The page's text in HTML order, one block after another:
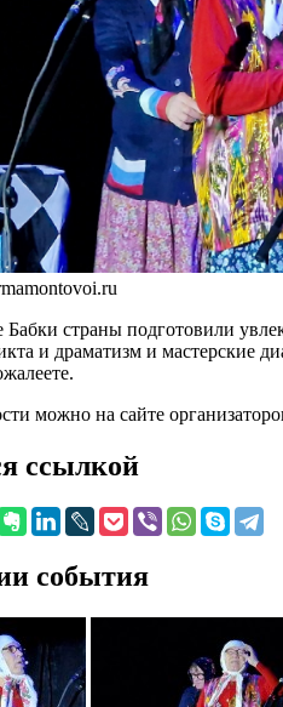
страны подготовили
и драматизм и мастерские
можно на сайте
ссылкой
события